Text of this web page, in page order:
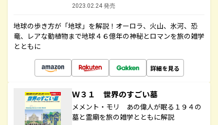
2023.02.24 発売
地球の歩き方が「地球」を解説！オーロラ、火山、氷河、恐
竜、レアな動植物まで地球４６億年の神秘とロマンを旅の雑学
とともに
詳細を見る
Ｗ３１ 世界のすごい墓
メメント・モリ あの偉人が眠る１９４の
墓と霊廟を旅の雑学とともに解説